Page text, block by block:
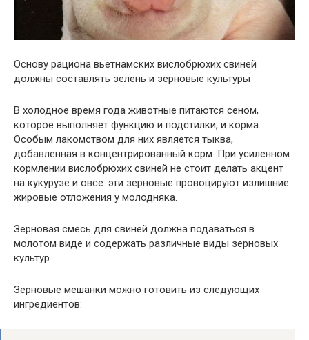
Основу рациона вьетнамских вислобрюхих свиней
должны составлять зелень и зерновые культуры
В холодное время года животные питаются сеном,
которое выполняет функцию и подстилки, и корма.
Особым лакомством для них является тыква,
добавленная в концентрированный корм. При усиленном
кормлении вислобрюхих свиней не стоит делать акцент
на кукурузе и овсе: эти зерновые провоцируют излишние
жировые отложения у молодняка.
Зерновая смесь для свиней должна подаваться в
молотом виде и содержать различные виды зерновых
культур
Зерновые мешанки можно готовить из следующих
ингредиентов: